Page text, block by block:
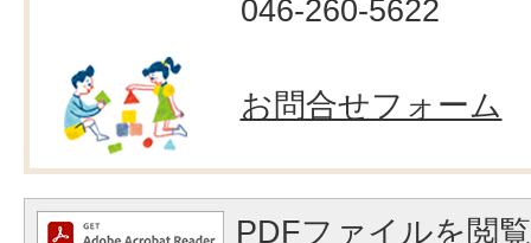
046-260-5622
お問合せフォーム
PDFファイルを閲